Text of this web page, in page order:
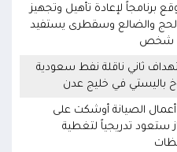
برنامجاً لإعادة تأهيل وتجهيز
لحج والضالع وسقطرى يستفيد
ثاني ناقلة نفط سعودية
أعمال الصيانة أوشكت على
ستعود تدريجياً لتغطية